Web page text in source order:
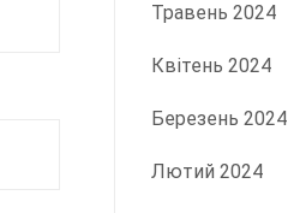
Травень 2024
Квітень 2024
Березень 2024
Лютий 2024